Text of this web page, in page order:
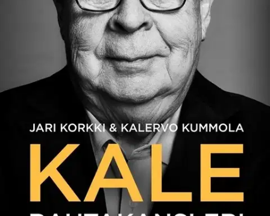
Ominaisuudet
Arviot
Tuotearvioiden keskiarvo4 /5